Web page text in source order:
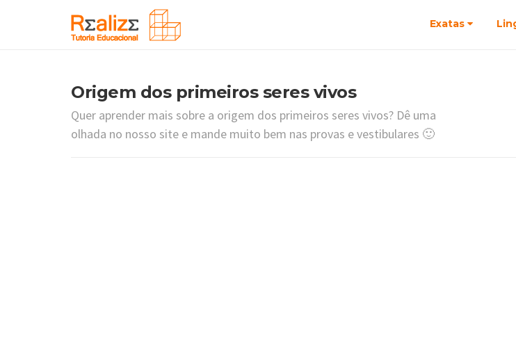
Exatas
Origem dos primeiros seres vivos
Quer aprender mais sobre a origem dos primeiros seres vivos? Dê uma
olhada no nosso site e mande muito bem nas provas e vestibulares 🙂